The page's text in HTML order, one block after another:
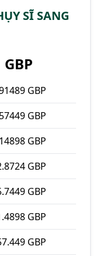
SĨ SANG
GBP
GBP
GBP
GBP
GBP
GBP
GBP
GBP